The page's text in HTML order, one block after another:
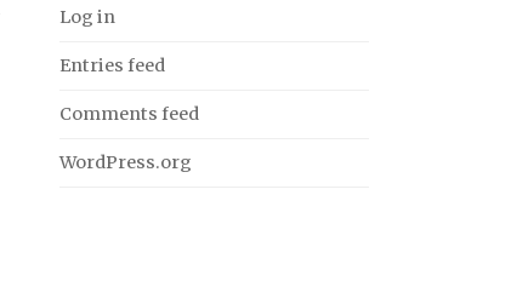
Log in
Entries feed
Comments feed
WordPress.org